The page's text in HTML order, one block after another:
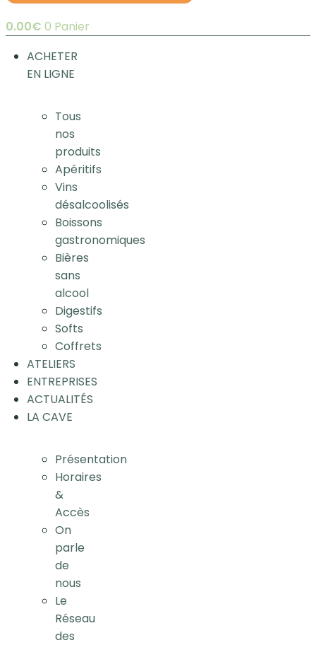
0.00€ 0 Panier
ACHETER
EN LIGNE
Tous
nos
produits
Apéritifs
Vins
désalcoolisés
Boissons
gastronomiques
Bières
sans
alcool
Digestifs
Softs
Coffrets
ATELIERS
ENTREPRISES
ACTUALITÉS
LA CAVE
Présentation
Horaires
&
Accès
On
parle
de
nous
Le
Réseau
des